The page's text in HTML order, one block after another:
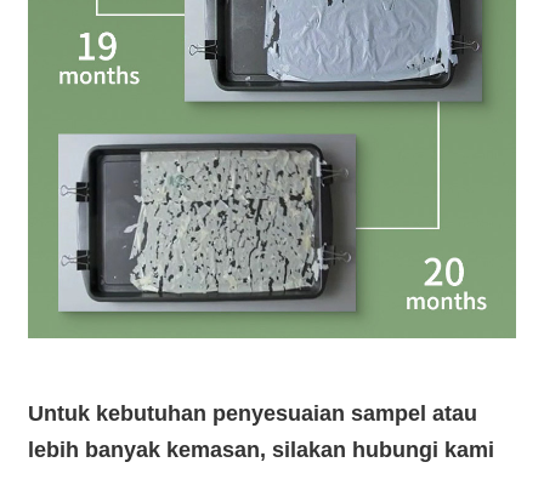
Untuk kebutuhan penyesuaian sampel atau
lebih banyak kemasan, silakan hubungi kami